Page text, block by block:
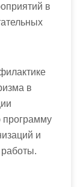
в
в
программу
и